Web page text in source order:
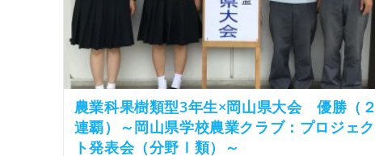
農業科果樹類型3年生×岡山県大会 優勝（２
連覇）～岡山県学校農業クラブ：プロジェク
ト発表会（分野Ⅰ類）～